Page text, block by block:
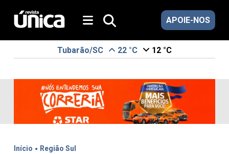
APOIE-NOS
Tubarão/SC 22 °C 12 °C
Início . Região Sul